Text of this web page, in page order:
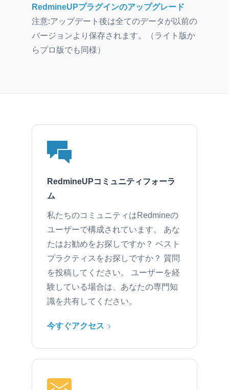
RedmineUPプラグインのアップグレード
注意:アップデート後は全てのデータが以前の
バージョンより保存されます。（ライト版か
らプロ版でも同様）
RedmineUPコミュニティフォーラ
ム
私たちのコミュニティはRedmineの
ユーザーで構成されています。 あな
たはお勧めをお探しですか？ ベスト
プラクティスをお探しですか？ 質問
を投稿してください。 ユーザーを経
験している場合は、あなたの専門知
識を共有してください。
今すぐアクセス